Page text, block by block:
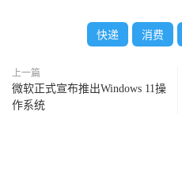
快递 消费
上一篇
微软正式宣布推出Windows 11操
作系统